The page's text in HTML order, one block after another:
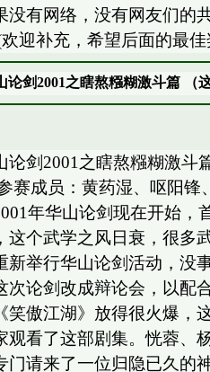
没有网络，没有网友们的
补充，希望后面的最佳
论剑2001之瞎熬糨糊激斗篇 （
论剑2001之瞎熬糨糊激
成员：黄药湿、呕阳锋
年华山论剑现在开始，
这个武学之风日衰，很多
新举行华山论剑活动，
次论剑改成辩论会，以配
笑傲江湖》放得很火爆，
观看了这部剧集。恍蓉、
门请来了一位归隐已久